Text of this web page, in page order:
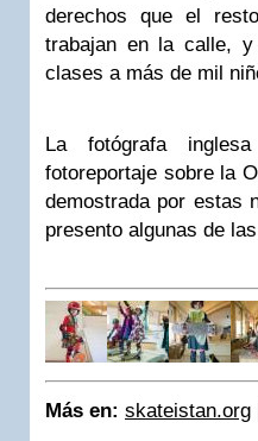
derechos que el
trabajan en la calle,
clases a más de mil
La fotógrafa
fotoreportaje sobre la
demostrada por estas
presento algunas de
Más en: skateistan.org